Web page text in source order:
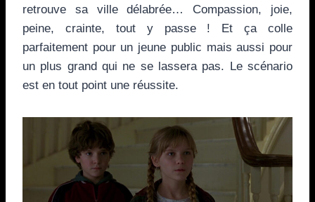
retrouve sa ville délabrée… Compassion, joie,
peine, crainte, tout y passe ! Et ça colle
parfaitement pour un jeune public mais aussi pour
un plus grand qui ne se lassera pas. Le scénario
est en tout point une réussite.